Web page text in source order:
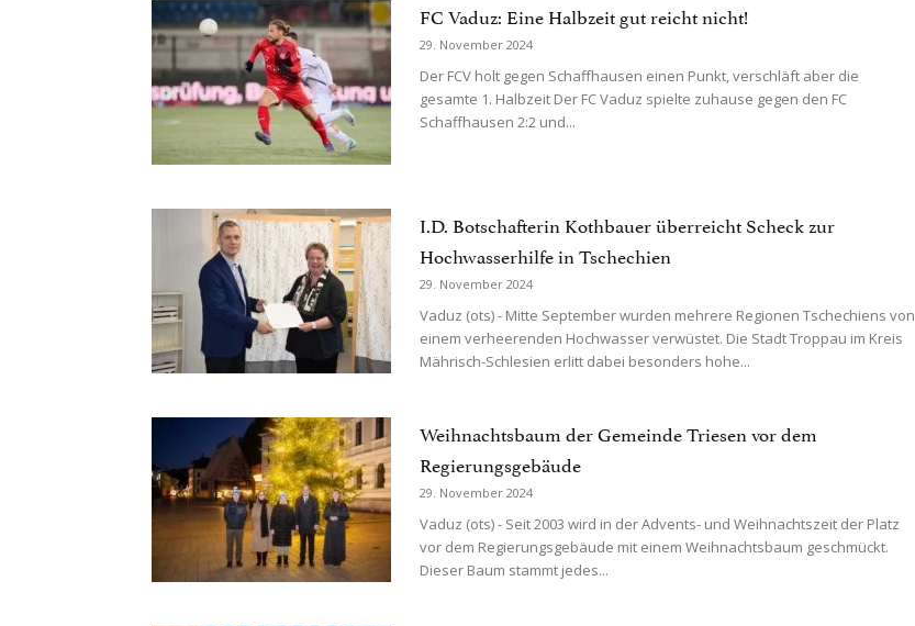
FC Vaduz: Eine Halbzeit gut reicht nicht!
29. November 2024
Der FCV holt gegen Schaffhausen einen Punkt, verschläft aber die
gesamte 1. Halbzeit Der FC Vaduz spielte zuhause gegen den FC
Schaffhausen 2:2 und...
I.D. Botschafterin Kothbauer überreicht Scheck zur
Hochwasserhilfe in Tschechien
29. November 2024
Vaduz (ots) - Mitte September wurden mehrere Regionen Tschechiens von
einem verheerenden Hochwasser verwüstet. Die Stadt Troppau im Kreis
Mährisch-Schlesien erlitt dabei besonders hohe...
Weihnachtsbaum der Gemeinde Triesen vor dem
Regierungsgebäude
29. November 2024
Vaduz (ots) - Seit 2003 wird in der Advents- und Weihnachtszeit der Platz
vor dem Regierungsgebäude mit einem Weihnachtsbaum geschmückt.
Dieser Baum stammt jedes...